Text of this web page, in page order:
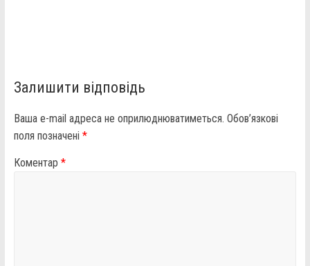
Залишити відповідь
Ваша e-mail адреса не оприлюднюватиметься. Обов’язкові
поля позначені *
Коментар *